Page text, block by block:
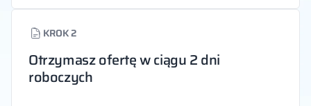
KROK 2
Otrzymasz ofertę w ciągu 2 dni
roboczych